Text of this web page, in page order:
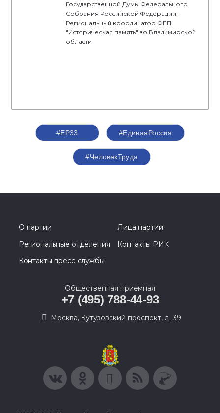
Государственной Думы Федерального
Собрания Российской Федерации,
Региональный координатор ФПП
"Историческая память" во Владимирской
области
#ЕР33 #‎ЕдинаяРоссия
#ЧеловекТруда
О партии
Лица партии
Региональные отделения
Контакты РИК
Контакты пресс-службы
Общественная приемная
+7 (495) 788-44-93
Москва, Кутузовский проспект, д. 39